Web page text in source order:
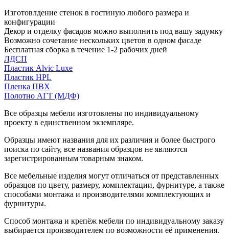
Изготовлдение стенок в гостиную любого размера и
конфигурации
Декор и отделку фасадов можно выполнить под вашу задумку
Возможно сочетание нескольких цветов в одном фасаде
Бесплатная сборка в течение 1-2 рабочих дней
ЛДСП
Пластик Alvic Luxe
Пластик HPL
Пленка ПВХ
Полотно АГТ (МДФ)
Все образцы мебели изготовлены по индивидуальному
проекту в единственном экземпляре.
Образцы имеют названия для их различия и более быстрого
поиска по сайту, все названия образцов не являются
зарегистрированным товарным знаком.
Все мебельные изделия могут отличаться от представленных
образцов по цвету, размеру, комплектации, фурнитуре, а также
способами монтажа и производителями комплектующих и
фурнитуры.
Способ монтажа и крепёж мебели по индивидуальному заказу
выбирается производителем по возможности её применения.